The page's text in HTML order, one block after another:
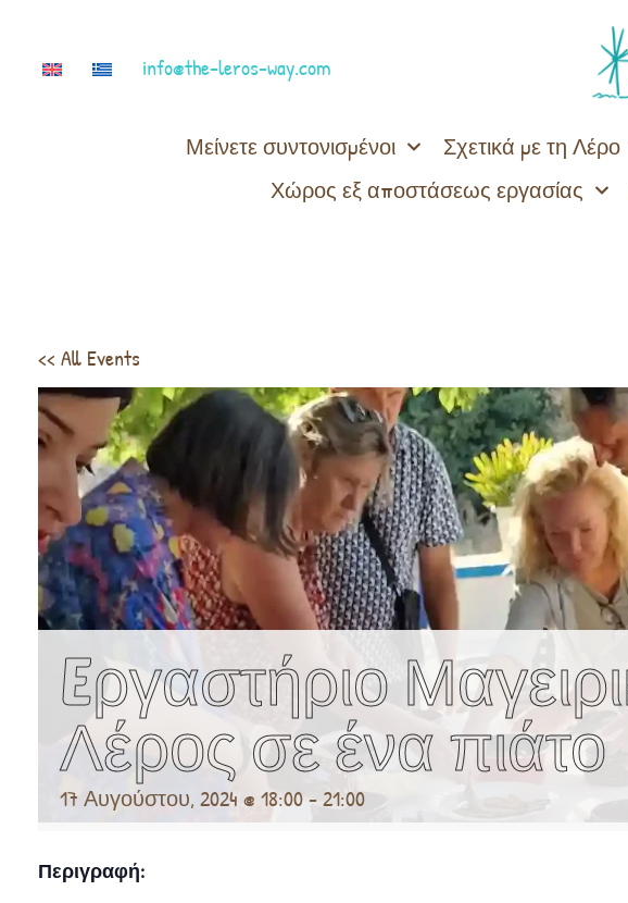
info@the-leros-way.com
Μείνετε συντονισμένοι Σχετικά με τη Λέρο
Χώρος εξ αποστάσεως εργασίας
<< All Events
Eργαστήριο
Λέρος σε ένα πιάτο
17 Αυγούστου, 2024 @ 18:00-21:00
Περιγραφή: